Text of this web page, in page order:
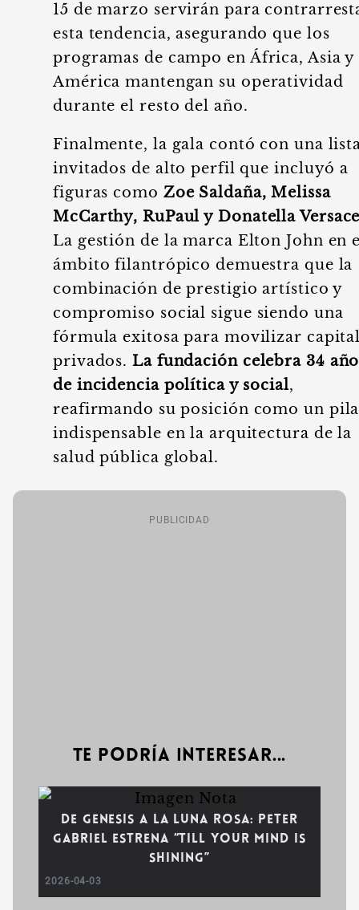
15 de marzo servirán para
esta tendencia, asegurando que los
programas de campo en África, Asia y
América mantengan su operatividad
durante el resto del año.
Finalmente, la gala contó con una
invitados de alto perfil que incluyó a
figuras como Zoe Saldaña, Melissa
McCarthy, RuPaul y Donatella
La gestión de la marca Elton John en
ámbito filantrópico demuestra que la
combinación de prestigio artístico y
compromiso social sigue siendo una
fórmula exitosa para movilizar
privados.La fundación celebra 34
de incidencia política y social,
reafirmando su posición como un
indispensable en la arquitectura de la
salud pública global.
PUBLICIDAD
Te podría interesar...
De Genesis a la Luna Rosa: Peter
Gabriel estrena “Till Your Mind Is
Shining”
2026-04-03